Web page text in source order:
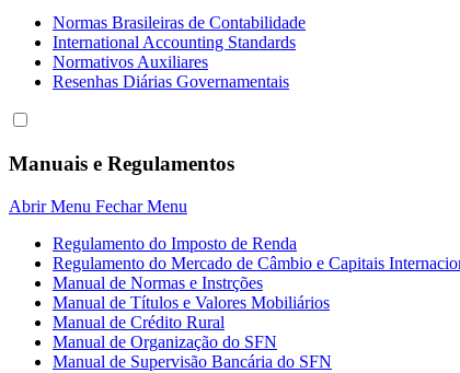
Normas Brasileiras de Contabilidade
International Accounting Standards
Normativos Auxiliares
Resenhas Diárias Governamentais
Manuais e Regulamentos
Abrir Menu Fechar Menu
Regulamento do Imposto de Renda
Regulamento do Mercado de Câmbio e Capitais
Manual de Normas e Instrções
Manual de Títulos e Valores Mobiliários
Manual de Crédito Rural
Manual de Organização do SFN
Manual de Supervisão Bancária do SFN